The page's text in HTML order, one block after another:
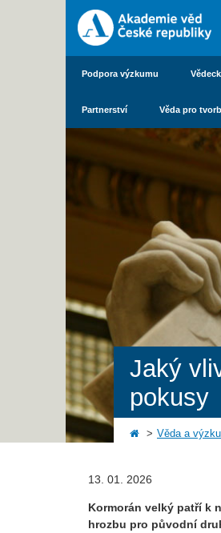
Podpora výzkumu
Partnerství Věda pro
Jaký
pokusy
Věda a
13. 01. 2026
Kormorán velký patří k
hrozbu pro původní